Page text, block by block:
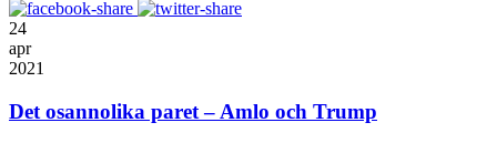
24
apr
2021
Det osannolika paret – Amlo och Trump